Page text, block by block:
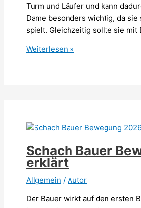
Turm und Läufer und kann
Dame besonders wichtig, da
spielt. Gleichzeitig sollte sie mit
Schach
die
stärkste
Figur
im
Schach
Weiterlesen »
Schach Bauer
erklärt
Allgemein / Autor
Der Bauer wirkt auf den ersten